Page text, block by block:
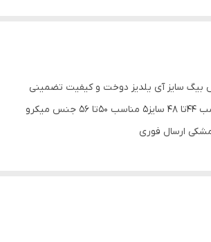
خاص بیگ سایز آی یلدیز دوخت و کیفیت تضمینی
تنخور عالی سایز 4مناسب 44تا 48 سایز5 مناسب 50تا 56 جنس میکرو
ارسال فوری